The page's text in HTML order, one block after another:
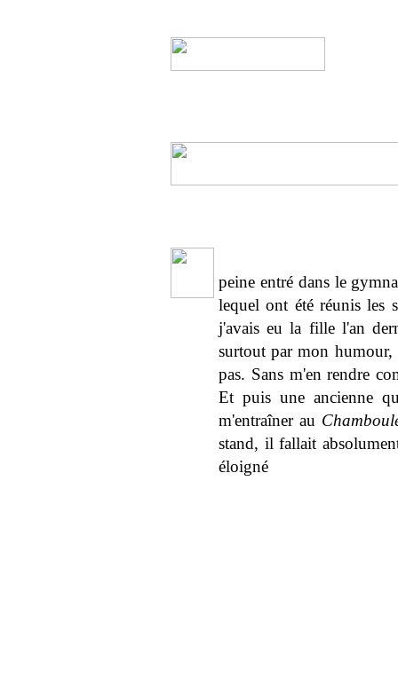
peine entré dans le
lequel ont été réunis les
j'avais eu la fille l'an
surtout par mon humour,
pas. Sans m'en rendre
Et puis une ancienne
m'entraîner au
stand, il fallait
éloigné